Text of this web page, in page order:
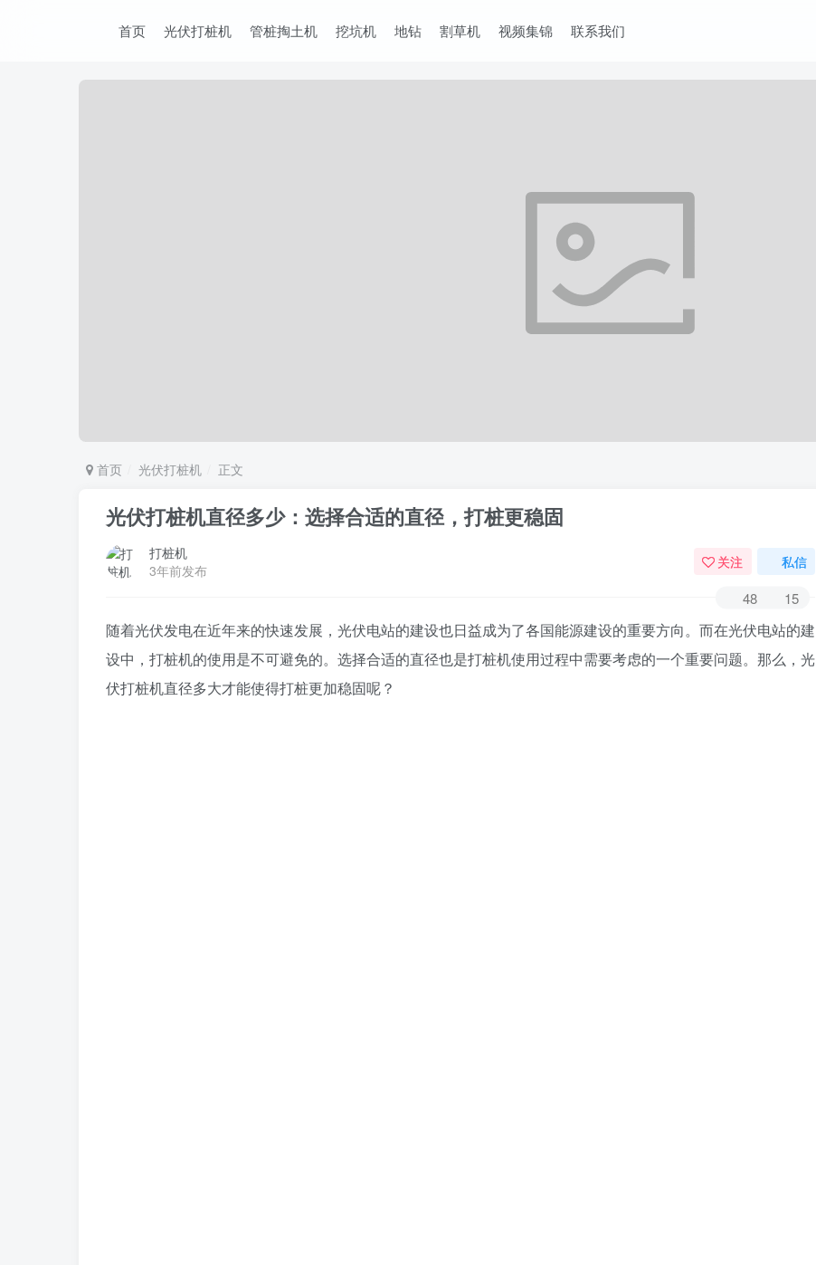
首页 光伏打桩机 管桩掏土机 挖坑机 地钻 割草机 视频集锦 联系我们
首页 光伏打桩机 正文
光伏打桩机直径多少：选择合适的直径，打桩更稳固
打桩机
3年前发布
关注 私信
48 15
随着光伏发电在近年来的快速发展，光伏电站的建设也日益成为了各国能源建设的重要方向。而在光伏电站的建
设中，打桩机的使用是不可避免的。选择合适的直径也是打桩机使用过程中需要考虑的一个重要问题。那么，光
伏打桩机直径多大才能使得打桩更加稳固呢？